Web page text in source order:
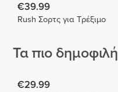
€39.99
Rush Σορτς για Τρέξιμο
Τα πιο δημοφιλή
€29.99